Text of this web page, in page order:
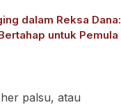
dalam Reksa Dana:
untuk Pemula
palsu, atau